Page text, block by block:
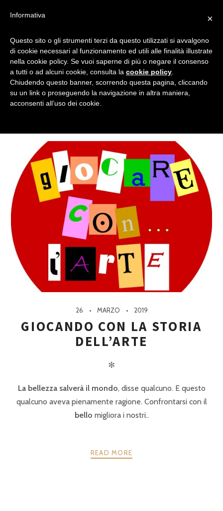
FLUXUS
Tagged
26 MARZO 2019
GIOCANDO CON LA STORIA
DELL’ARTE
✻
La bellezza salverà il mondo, disse qualcuno. E questo
qualcuno aveva pienamente ragione. Confrontarsi con il
bello migliora i nostri..
READ MORE
×
Informativa
Questo sito o gli strumenti terzi da questo utilizzati si avvalgono
di cookie necessari al funzionamento ed utili alle finalità illustrate
nella cookie policy. Se vuoi saperne di più o negare il consenso
a tutti o ad alcuni cookie, consulta la cookie policy
Chiudendo questo banner, scorrendo questa pagina, cliccando
su un link o proseguendo la navigazione in altra maniera,
acconsenti all’uso dei cookie.